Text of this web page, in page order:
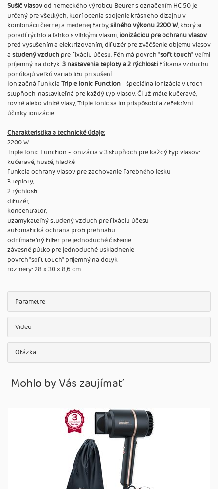
Sušič vlasovod nemeckého výrobcu Beurer s označením HC 50 je
určený pre všetkých, ktorí ocenia spojenie krásneho dizajnu v
kombinácii čiernej a medenej farby,silného výkonu 2200 W, ktorý si
poradí rýchlo a ľahko s vlhkými vlasmi,ionizáciou pre ochranu vlasov
pred vysušením a elektrizovaním, difuzér pre zväčšenie objemu vlasov
astudený vzduchpre fixáciu účesu. Fén má povrch"soft touch"veľmi
príjemný na dotyk.3 nastavenia teploty a 2 rýchlostifúkania vzduchu
ponúkajú veľkú variabilitu pri sušení.
Ionizačná funkciaTriple Ionic Function- špeciálna ionizácia v troch
stupňoch, nastaviteľná pre každý typ vlasov. Či už máte kučeravé,
rovné alebo vlnité vlasy, Triple Ionic sa im prispôsobí a zefektívni
účinky ionizácie.
Charakteristika a technické údaje:
2200 W
Triple Ionic Function - ionizácia v 3 stupňoch pre každý typ vlasov:
kučeravé, husté, hladké
funkcia ochrany vlasov pre zachovanie farebného lesku
3 teploty,
2 rýchlosti
difuzér,
koncentrátor,
uzamykateľný studený vzduch pre fixáciu účesu
automatická ochrana proti prehriatiu
odnímateľný filter pre jednoduché čistenie
závesné pútko pre jednoduché uskladnenie
povrch "soft touch" príjemný na dotyk
rozmery: 28 x 30 x 8,6 cm
Parametre
Video
Otázka
Mohlo by Vás zaujímať